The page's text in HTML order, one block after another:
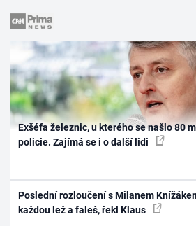
Exšéfa železnic, u kterého se našlo 80
policie. Zajímá se i o další lidi
Poslední rozloučení s Milanem
každou lež a faleš, řekl Klaus